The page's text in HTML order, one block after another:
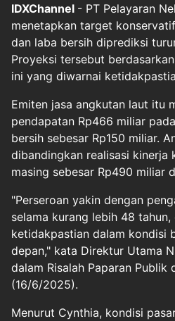
IDXChannel - PT Pelayaran
menetapkan target
dan laba bersih diprediksi
Proyeksi tersebut
ini yang diwarnai
Emiten jasa angkutan laut itu
pendapatan Rp466 miliar
bersih sebesar Rp150 miliar.
dibandingkan realisasi kinerja
masing sebesar Rp490 miliar
"Perseroan yakin dengan
selama kurang lebih 48
ketidakpastian dalam kondisi
depan," kata Direktur Utama
dalam Risalah Paparan Publik
(16/6/2025).
Menurut Cynthia, kondisi